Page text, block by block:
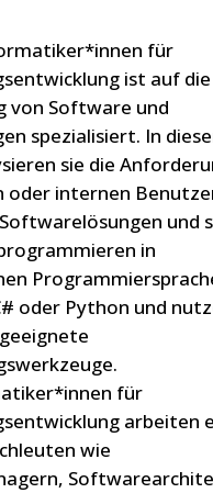
für
ist auf die
von Software und
spezialisiert. In
sie die
oder internen
und
in
oder Python und
für
arbeiten
wie